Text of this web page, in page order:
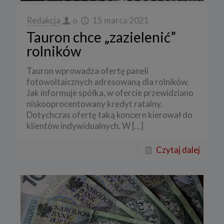
Redakcja o 15 marca 2021
Tauron chce „zazielenić”
rolników
Tauron wprowadza ofertę paneli
fotowoltaicznych adresowaną dla rolników.
Jak informuje spółka, w ofercie przewidziano
niskooprocentowany kredyt ratalny.
Dotychczas ofertę taką koncern kierował do
klientów indywidualnych. W […]
Czytaj dalej